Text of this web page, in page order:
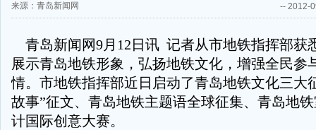
来源：青岛新闻网 -- 2012-
青岛新闻网9月12日讯 记者从市地铁指挥部获
展示青岛地铁形象，弘扬地铁文化，增强全民参
情。市地铁指挥部近日启动了青岛地铁文化三大
故事”征文、青岛地铁主题语全球征集、青岛地
计国际创意大赛。